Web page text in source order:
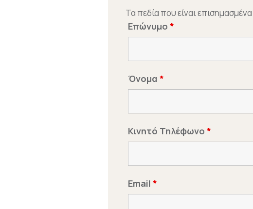
Τα πεδία που είναι
Επώνυμο *
Όνομα *
Κινητό Τηλέφωνο *
Email *